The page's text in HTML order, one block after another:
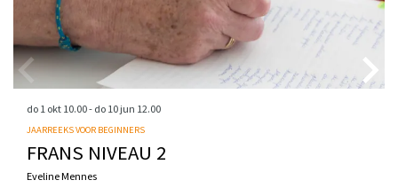
FRANS NIVEAU 2
Eveline Mennes
JAARREEKS VOOR BEGINNERS
do 1 okt 10.00- do 10 jun 12.00